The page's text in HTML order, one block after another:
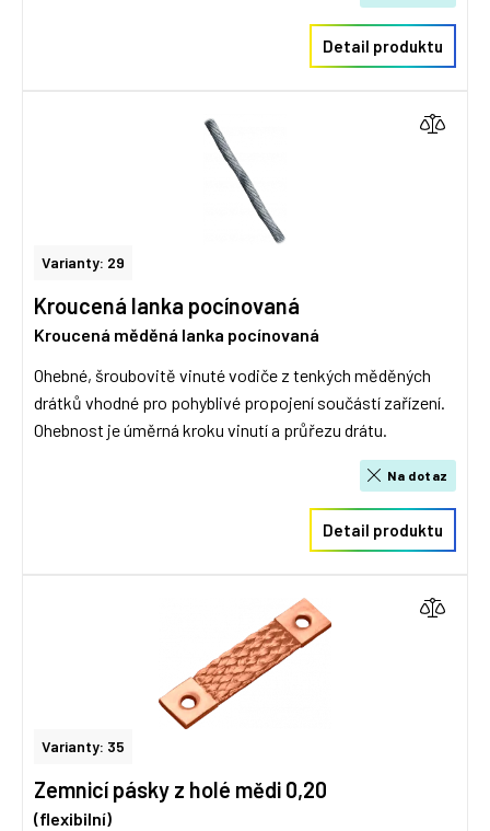
Detail produktu
Varianty: 29
Kroucená lanka pocínovaná
Kroucená měděná lanka pocínovaná
Ohebné, šroubovitě vinuté vodiče z tenkých měděných
drátků vhodné pro pohyblivé propojení součástí zařízení.
Ohebnost je úměrná kroku vinutí a průřezu drátu.
Na dotaz
Detail produktu
Varianty: 35
Zemnicí pásky z holé mědi 0,20
(flexibilní)